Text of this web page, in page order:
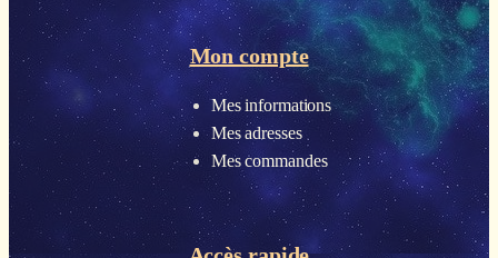
Mon compte
Mes informations
Mes adresses
Mes commandes